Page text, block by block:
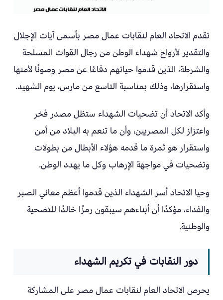
تقدم الاتحاد العام لنقابات عمال مصر بأسمى آيات الإجلال
والتقدير لأرواح شهداء الوطن من رجال القوات المسلحة
والشرطة، الذين قدموا حياتهم دفاعًا عن مصر وصونًا لأمنها
واستقرارها، وذلك بمناسبة التاسع من مارس، يوم الشهيد.
وأكد الاتحاد أن تضحيات الشهداء ستظل مصدر فخر
واعتزاز لكل المصريين، وأن ما تنعم به البلاد من أمن
واستقرار هو ثمرة ما قدمه هؤلاء الأبطال من بطولات
وتضحيات في مواجهة الإرهاب وكل ما يهدد الوطن.
وحيا الاتحاد أسر الشهداء الذين قدموا أعظم معاني الصبر
والفداء، مؤكدًا أن أبناءهم سيبقون رمزًا خالدًا للتضحية
والوطنية.
دور النقابات في تكريم الشهداء
يحرص الاتحاد العام لنقابات عمال مصر على المشاركة